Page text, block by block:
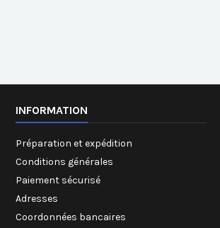
INFORMATION
Préparation et expédition
Conditions générales
Paiement sécurisé
Adresses
Coordonnées bancaires